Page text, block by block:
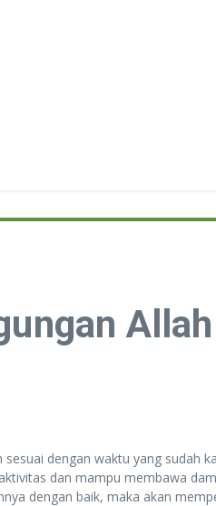
dengan waktu yang sudah
dan mampu membawa
dengan baik, maka akan